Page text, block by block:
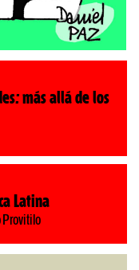
más allá de los
Latina
Provitilo